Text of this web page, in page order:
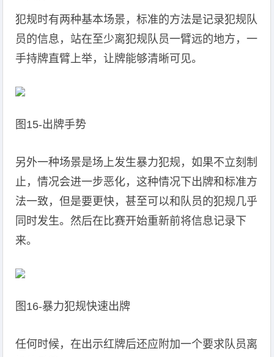
犯规时有两种基本场景，标准的方法是记录犯规队
员的信息，站在至少离犯规队员一臂远的地方，一
手持牌直臂上举，让牌能够清晰可见。
图15-出牌手势
另外一种场景是场上发生暴力犯规，如果不立刻制
止，情况会进一步恶化，这种情况下出牌和标准方
法一致，但是要更快，甚至可以和队员的犯规几乎
同时发生。然后在比赛开始重新前将信息记录下
来。
图16-暴力犯规快速出牌
任何时候，在出示红牌后还应附加一个要求队员离